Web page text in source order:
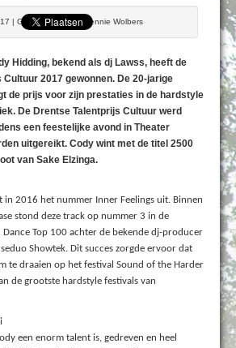
FC Emmen droomstart
| Geschreven door Bennie Wolbers
Hidding, bekend als dj Lawss, heeft de
2017 gewonnen. De 20-jarige
de prijs voor zijn prestaties in de hardstyle
De Drentse Talentprijs Cultuur werd
een feestelijke avond in Theater
uitgereikt. Cody wint met de titel 2500
van Sake Elzinga.
in 2016 het nummer Inner Feelings uit. Binnen
stond deze track op nummer 3 in de
Top 100 achter de bekende dj-producer
Showtek. Dit succes zorgde ervoor dat
te draaien op het festival Sound of the Harder
de grootste hardstyle festivals van
een enorm talent is, gedreven en heel